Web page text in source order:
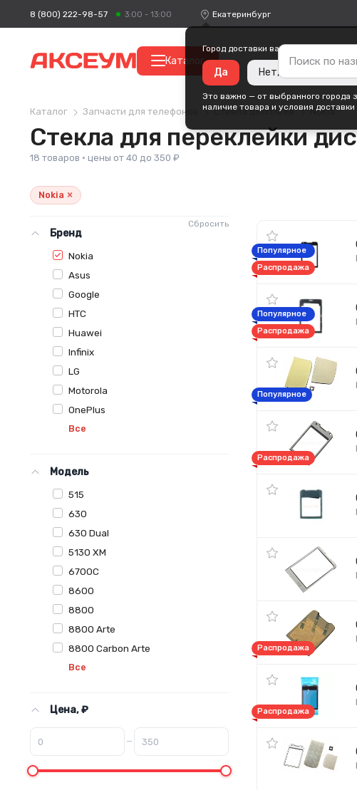
8 (800) 222-98-57 3:00 - 13:00 Екатеринбург
Город доставки ваших покупок —
Да Нет, изменить город
Это важно — от выбранного города
наличие товара и условия доставки
Каталог
Каталог Запчасти для телефонов Стекла дисплеев Nokia
Стекла для переклейки
18 товаров · цены от 40 до 350 ₽
Nokia ×
Сбросить
Бренд
Nokia
Asus
Google
HTC
Huawei
Infinix
LG
Motorola
OnePlus
Все
Модель
515
630
630 Dual
5130 XM
6700C
8600
8800
8800 Arte
8800 Carbon Arte
Все
Цена, ₽
–
Популярное
Распродажа
Популярное
Распродажа
Популярное
Распродажа
Распродажа
Распродажа